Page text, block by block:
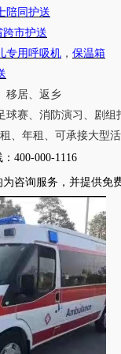
陪同护送
跨市护送
专用呼吸机 ， 保温箱
移居、返乡
球赛、消防演习、剧组
、年租、可承接大型
： 400-000-1116
咨询服务，并提供免